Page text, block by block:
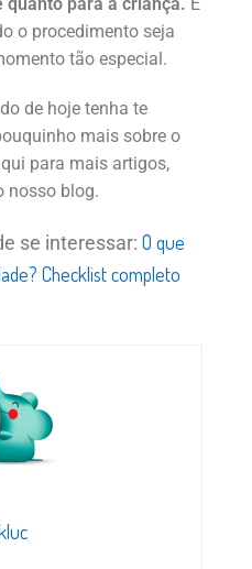
quanto para a criança. É
o procedimento seja
tão especial.
de hoje tenha te
mais sobre o
para mais artigos,
nosso blog.
se interessar: O que
Checklist completo